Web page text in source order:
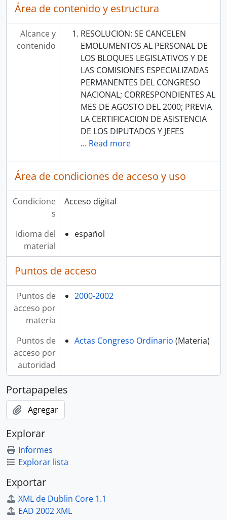
Área de contenido y estructura
Alcance y
contenido
RESOLUCION: SE CANCELEN
EMOLUMENTOS AL PERSONAL DE
LOS BLOQUES LEGISLATIVOS Y DE
LAS COMISIONES ESPECIALIZADAS
PERMANENTES DEL CONGRESO
NACIONAL; CORRESPONDIENTES AL
MES DE AGOSTO DEL 2000; PREVIA
LA CERTIFICACION DE ASISTENCIA
DE LOS DIPUTADOS Y JEFES
… Read more
Área de condiciones de acceso y uso
Condicione
s
Acceso digital
Idioma del
material
español
Puntos de acceso
Puntos de
acceso por
materia
2000-2002
Puntos de
acceso por
autoridad
Actas Congreso Ordinario (Materia)
Portapapeles
Agregar
Explorar
Informes
Explorar lista
Exportar
XML de Dublin Core 1.1
EAD 2002 XML